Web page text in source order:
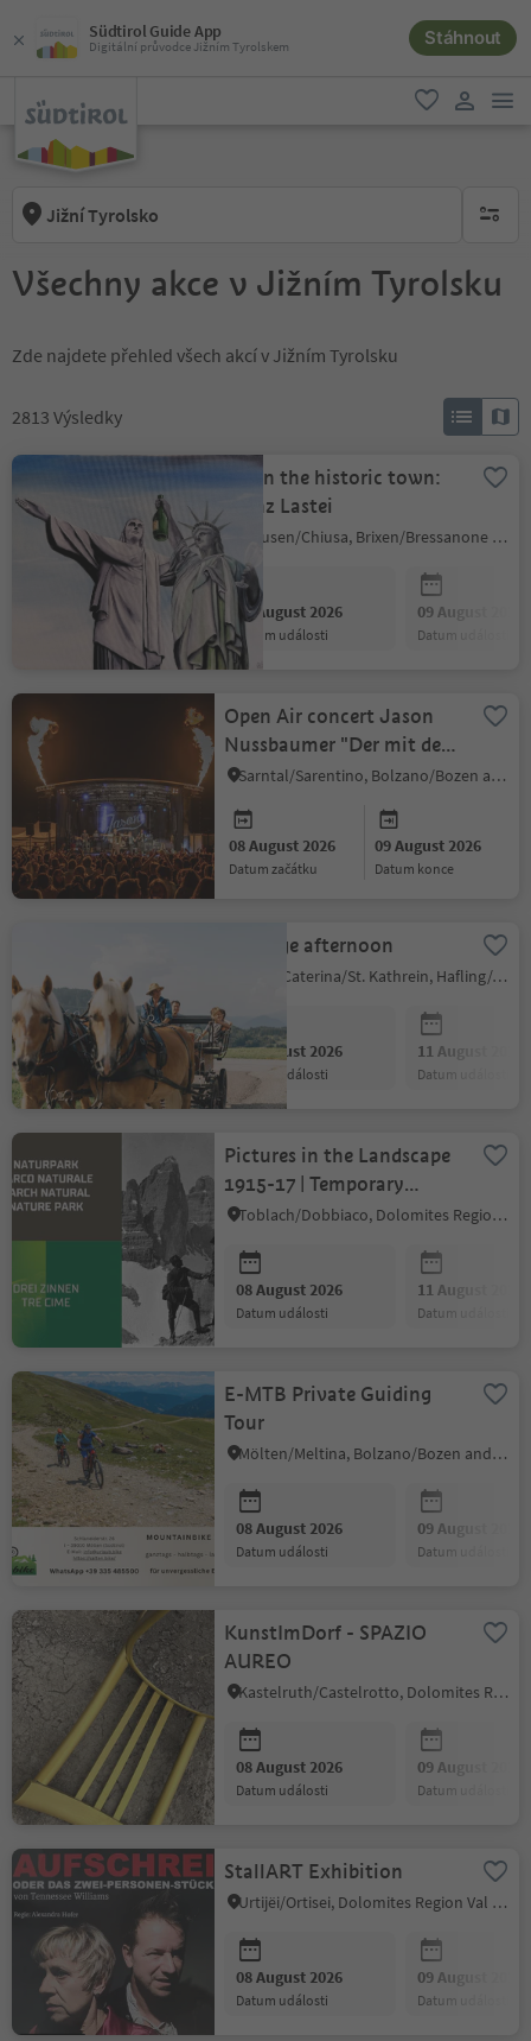
Südtirol Guide App
Digitální průvodce Jižním Tyrolskem Stáhnout
oblíbené
Jižní Tyrolsko brak
Všechny akce v Jižním Tyrolsku
Zde najdete přehled všech akcí v Jižním Tyrolsku
2813 Výsledky
Art in the historic town:
Heinz Lastei
Klausen/Chiusa, Brixen/Bressanone and environs
08 August 2026
datum události
09 August 2026
datum události
Open Air concert Jason
Nussbaumer "Der mit dem
Berg rockt"
Sarntal/Sarentino, Bolzano/Bozen and environs
08 August 2026
datum začátku
09 August 2026
datum konce
Carriage afternoon
Santa Caterina/St. Kathrein, Hafling/Avelengo, Meran/Merano and environs
08 August 2026
datum události
11 August 2026
datum události
Pictures in the Landscape
1915-17 | Temporary
exhibition
Toblach/Dobbiaco, Dolomites Region 3 Zinnen
08 August 2026
datum události
11 August 2026
datum události
E-MTB Private Guiding
Tour
Mölten/Meltina, Bolzano/Bozen and environs
08 August 2026
datum události
09 August 2026
datum události
KunstImDorf - SPAZIO
AUREO
Kastelruth/Castelrotto, Dolomites Region Seiser Alm
08 August 2026
datum události
09 August 2026
datum události
StallART Exhibition
Urtijëi/Ortisei, Dolomites Region Val Gardena
08 August 2026
datum události
09 August 2026
datum události